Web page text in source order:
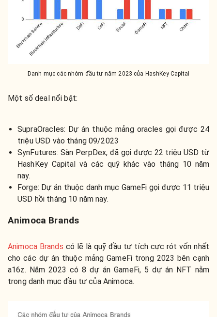
Danh mục các nhóm đầu tư năm 2023 của HashKey Capital
Một số deal nổi bật:
SupraOracles: Dự án thuộc mảng oracles gọi được 24
triệu USD vào tháng 09/2023
SynFutures: Sàn PerpDex, đã gọi được 22 triệu USD từ
HashKey Capital và các quỹ khác vào tháng 10 năm
nay.
Forge: Dự án thuộc danh mục GameFi gọi được 11 triệu
USD hồi tháng 10 năm nay.
Animoca Brands
Animoca Brands có lẽ là quỹ đầu tư tích cực rót vốn nhất
cho các dự án thuộc mảng GameFi trong 2023 bên cạnh
a16z. Năm 2023 có 8 dự án GameFi, 5 dự án NFT nằm
trong danh mục đầu tư của Animoca.